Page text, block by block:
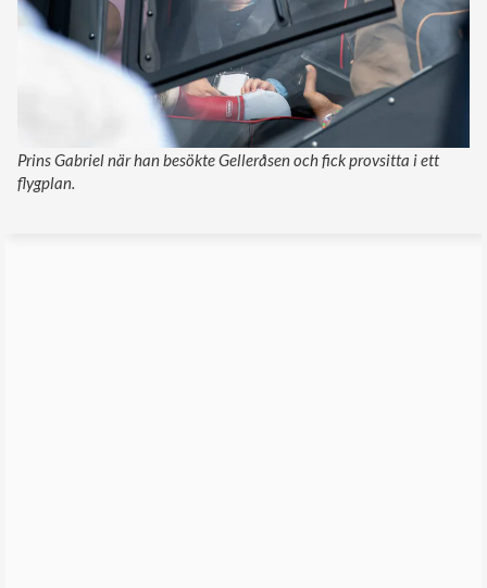
Prins Gabriel när han besökte Gelleråsen och fick provsitta i ett
flygplan.